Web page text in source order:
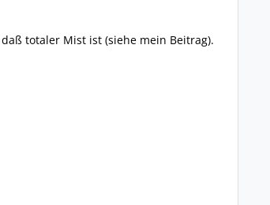
totaler Mist ist (siehe mein Beitrag).